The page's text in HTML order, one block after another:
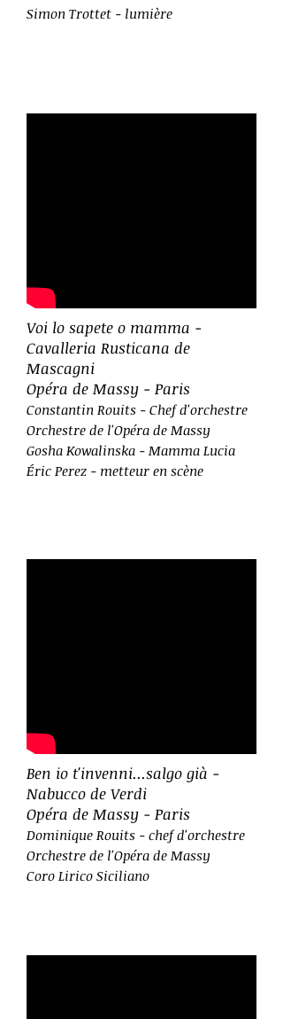
Simon Trottet - lumière
Voi lo sapete o mamma -
Cavalleria Rusticana de
Mascagni
Opéra de Massy - Paris
Constantin Rouits - Chef d'orchestre
Orchestre de l'Opéra de Massy
Gosha Kowalinska - Mamma Lucia
Éric Perez - metteur en scène
Ben io t'invenni...salgo già -
Nabucco de Verdi
Opéra de Massy - Paris
Dominique Rouits - chef d'orchestre
Orchestre de l'Opéra de Massy
Coro Lirico Siciliano